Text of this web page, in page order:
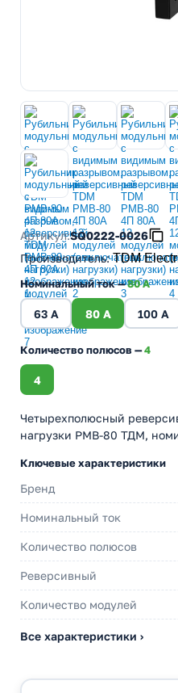
Артикул:SQ0222-0026
Производитель:TDM
Номинальный ток —80 A
63 A 80 A 100 A
Количество полюсов —4
4
Четырехполюсный
нагрузки РМВ-80 ТДМ,
Ключевые характеристики
Бренд
Номинальный ток
Количество полюсов
Реверсивный
Количество модулей
Все характеристики ›